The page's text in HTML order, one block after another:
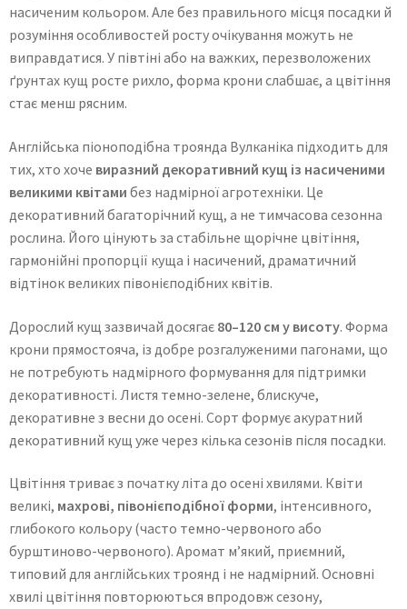
насиченим кольором. Але без правильного місця посадки й
розуміння особливостей росту очікування можуть не
виправдатися. У півтіні або на важких, перезволожених
ґрунтах кущ росте рихло, форма крони слабшає, а цвітіння
стає менш рясним.
Англійська піоноподібна троянда Вулканіка підходить для
тих, хто хоче виразний декоративний кущ із насиченими
великими квітами без надмірної агротехніки. Це
декоративний багаторічний кущ, а не тимчасова сезонна
рослина. Його цінують за стабільне щорічне цвітіння,
гармонійні пропорції куща і насичений, драматичний
відтінок великих півонієподібних квітів.
Дорослий кущ зазвичай досягає 80–120 см у висоту. Форма
крони прямостояча, із добре розгалуженими пагонами, що
не потребують надмірного формування для підтримки
декоративності. Листя темно-зелене, блискуче,
декоративне з весни до осені. Сорт формує акуратний
декоративний кущ уже через кілька сезонів після посадки.
Цвітіння триває з початку літа до осені хвилями. Квіти
великі, махрові, півонієподібної форми, інтенсивного,
глибокого кольору (часто темно-червоного або
бурштиново-червоного). Аромат м’який, приємний,
типовий для англійських троянд і не надмірний. Основні
хвилі цвітіння повторюються впродовж сезону,